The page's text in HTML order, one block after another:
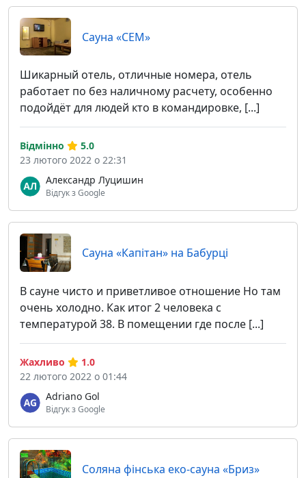
Сауна «СЕМ»
Шикарный отель, отличные номера, отель
работает по без наличному расчету, особенно
подойдёт для людей кто в командировке, [...]
Александр Луцишин
Відгук з Google
Відмінно
5.0
23 лютого 2022 о 22:31
Сауна «Капітан» на Бабурці
В сауне чисто и приветливое отношение Но там
очень холодно. Как итог 2 человека с
температурой 38. В помещении где после [...]
Adriano Gol
Відгук з Google
Жахливо
1.0
22 лютого 2022 о 01:44
Соляна фінська еко-сауна «Бриз»